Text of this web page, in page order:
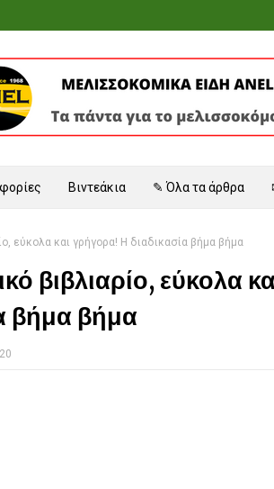
Βιντεάκια ✎ Όλα τα άρθρα
εύκολα και γρήγορα! Η διαδικασία βήμα βήμα
βιβλιαρίο, εύκολα
βήμα βήμα